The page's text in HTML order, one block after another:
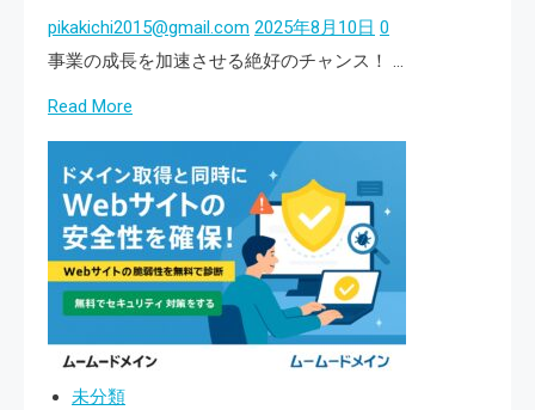
ム
ー
ー
ド
メ
イ
ン
の
妹
メ
イ
か
始
め
る
Google
Workspace
｜
pikakichi2015@gmail.com 2025年8月10日 0
事業の成長を加速させる絶好のチャンス！ …
Read More
more
about
【ム
ー
ム
ー
ド
メ
未分類